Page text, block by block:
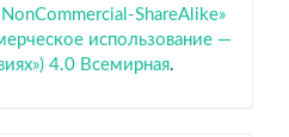
ShareAlike»
использование —
4.0 Всемирная.